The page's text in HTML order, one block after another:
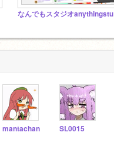
mantachan SL0015